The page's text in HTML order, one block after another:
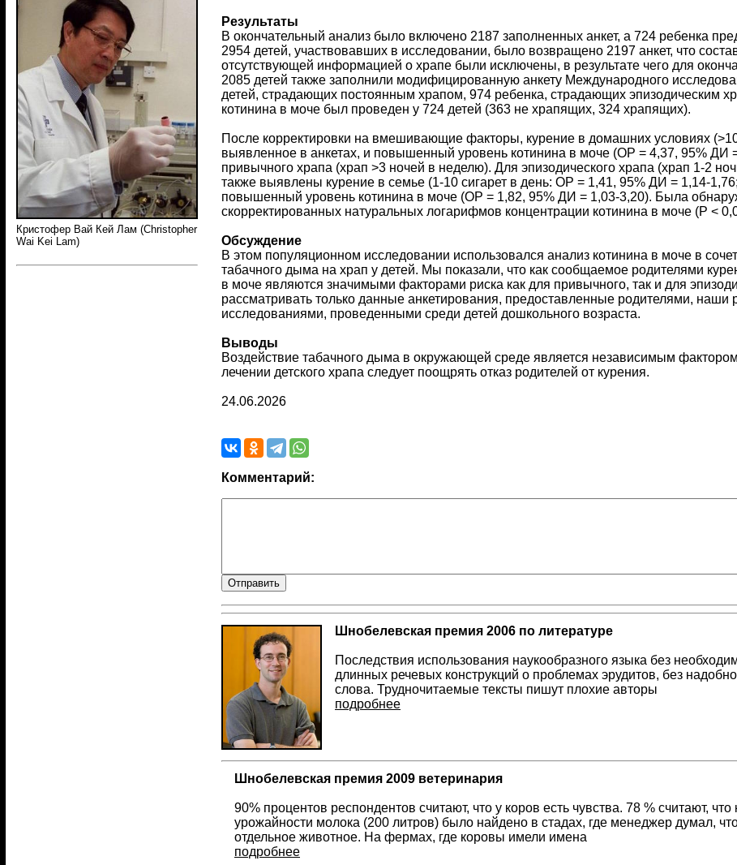
Кристофер Вай Кей Лам (Christopher
Wai Kei Lam)
Результаты
В окончательный анализ было включено 2187 заполненных анкет, а 724 ребенка
2954 детей, участвовавших в исследовании, было возвращено 2197 анкет, что
отсутствующей информацией о храпе были исключены, в результате чего для
2085 детей также заполнили модифицированную анкету Международного
детей, страдающих постоянным храпом, 974 ребенка, страдающих эпизодическим
котинина в моче был проведен у 724 детей (363 не храпящих, 324 храпящих).
После корректировки на вмешивающие факторы, курение в домашних условиях
выявленное в анкетах, и повышенный уровень котинина в моче (ОР = 4,37, 95% ДИ
привычного храпа (храп >3 ночей в неделю). Для эпизодического храпа (храп 1-2
также выявлены курение в семье (1-10 сигарет в день: ОР = 1,41, 95% ДИ = 1,14-
повышенный уровень котинина в моче (ОР = 1,82, 95% ДИ = 1,03-3,20). Была
скорректированных натуральных логарифмов концентрации котинина в моче (P <
Обсуждение
В этом популяционном исследовании использовался анализ котинина в моче в
табачного дыма на храп у детей. Мы показали, что как сообщаемое родителями
в моче являются значимыми факторами риска как для привычного, так и для
рассматривать только данные анкетирования, предоставленные родителями, наши
исследованиями, проведенными среди детей дошкольного возраста.
Выводы
Воздействие табачного дыма в окружающей среде является независимым
лечении детского храпа следует поощрять отказ родителей от курения.
24.06.2026
Комментарий:
Шнобелевская премия 2006 по литературе
Последствия использования наукообразного языка без
длинных речевых конструкций о проблемах эрудитов, без
слова. Трудночитаемые тексты пишут плохие авторы
подробнее
Шнобелевская премия 2009 ветеринария
90% процентов респондентов считают, что у коров есть чувства. 78 % считают,
урожайности молока (200 литров) было найдено в стадах, где менеджер думал,
отдельное животное. На фермах, где коровы имели имена
подробнее